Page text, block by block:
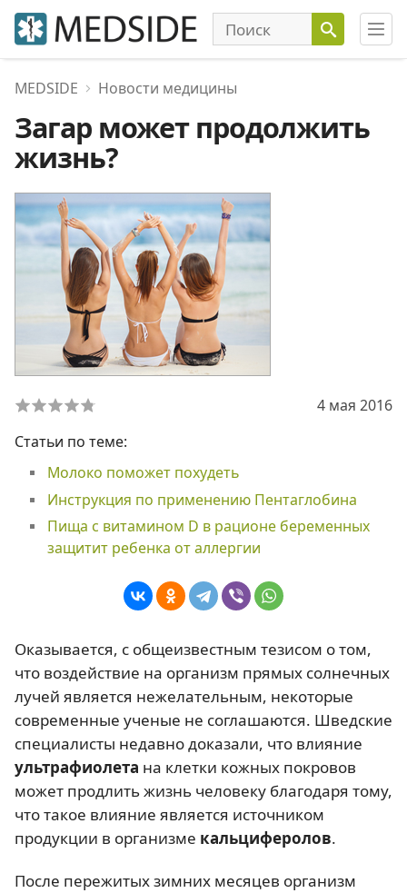
MEDSIDE Новости медицины
Загар может продолжить
жизнь?
4 мая 2016
Статьи по теме:
Молоко поможет похудеть
Инструкция по применению Пентаглобина
Пища с витамином D в рационе беременных
защитит ребенка от аллергии
Оказывается, с общеизвестным тезисом о том,
что воздействие на организм прямых солнечных
лучей является нежелательным, некоторые
современные ученые не соглашаются. Шведские
специалисты недавно доказали, что влияние
ультрафиолета на клетки кожных покровов
может продлить жизнь человеку благодаря тому,
что такое влияние является источником
продукции в организме кальциферолов.
После пережитых зимних месяцев организм